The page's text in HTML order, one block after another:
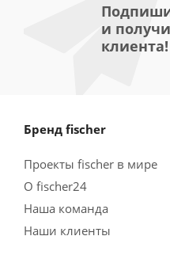
и
клиента!
Бренд fischer
Проекты fischer в мире
О fischer24
Наша команда
Наши клиенты